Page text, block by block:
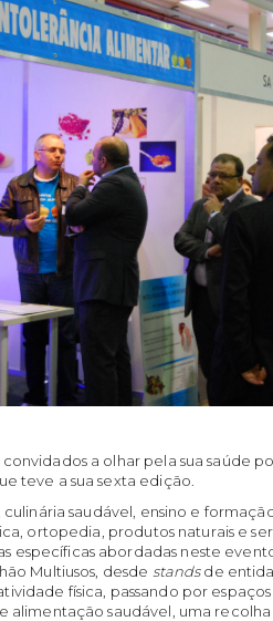
a olhar pela sua saúde
teve a sua sexta edição.
saudável, ensino e
ortopedia, produtos naturais e
específicas abordadas neste
Multiusos, desde standsde
física, passando por
alimentação saudável, uma